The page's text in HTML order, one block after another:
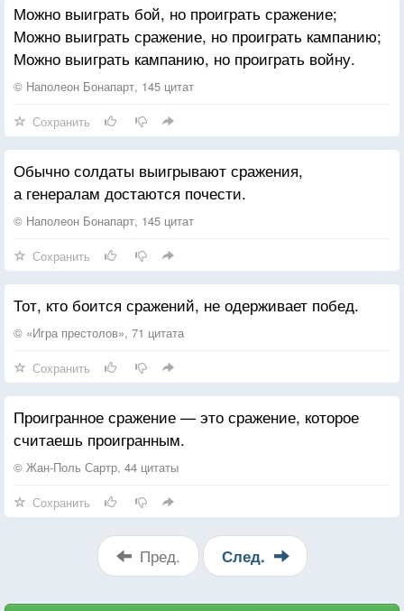
Можно выиграть бой, но проиграть сражение;
Можно выиграть сражение, но проиграть кампанию;
Можно выиграть кампанию, но проиграть войну.
© Наполеон Бонапарт, 145 цитат
Сохранить
Обычно солдаты выигрывают сражения,
а генералам достаются почести.
© Наполеон Бонапарт, 145 цитат
Сохранить
Тот, кто боится сражений, не одерживает побед.
© «Игра престолов», 71 цитата
Сохранить
Проигранное сражение — это сражение, которое
считаешь проигранным.
© Жан-Поль Сартр, 44 цитаты
Сохранить
Пред. След.